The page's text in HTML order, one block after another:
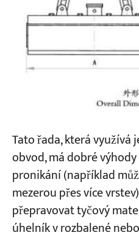
Tato řada, která
obvod, má dobré
pronikání (například
mezerou přes více
přepravovat tyčový
úhelník v rozbalené